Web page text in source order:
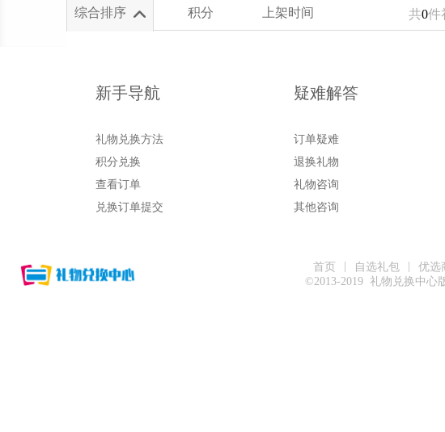
综合排序 积分 上架时间 共0件
新手导航
礼物兑换方法
积分兑换
查看订单
兑换订单提交
疑难解答
订单疑难
退换礼物
礼物咨询
其他咨询
首页 | 自选礼包 | 优选
©2013-2019 礼物兑换中心